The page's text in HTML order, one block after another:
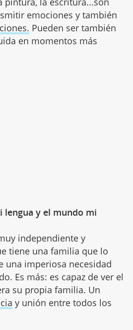
emociones y también
Pueden ser también
en momentos más
lengua y el mundo mi
independiente y
tiene una familia que lo
una imperiosa necesidad
Es más: es capaz de ver el
su propia familia. Un
y unión entre todos los